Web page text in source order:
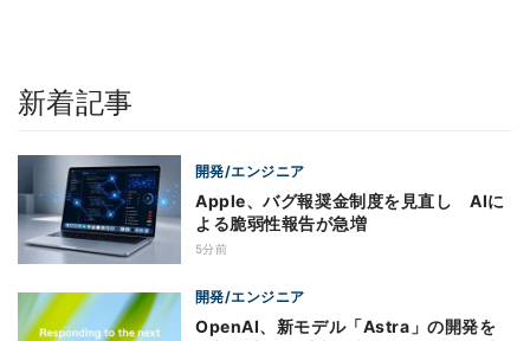
新着記事
開発/エンジニア
Apple、バグ報奨金制度を見直し AIに
よる脆弱性報告が急増
5分前
開発/エンジニア
OpenAI、新モデル「Astra」の開発を